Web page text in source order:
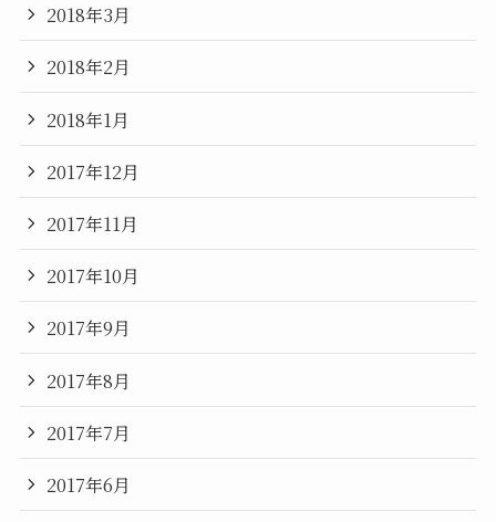
2018年3月
2018年2月
2018年1月
2017年12月
2017年11月
2017年10月
2017年9月
2017年8月
2017年7月
2017年6月